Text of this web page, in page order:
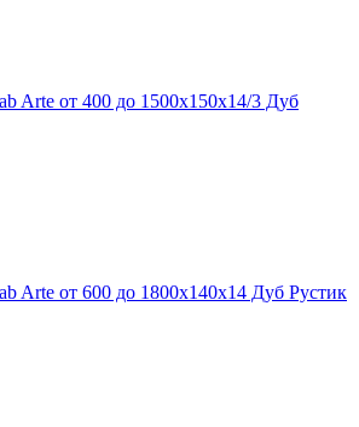
Arte от 400 до 1500х150х14/3 Дуб
Arte от 600 до 1800х140х14 Дуб Рустик